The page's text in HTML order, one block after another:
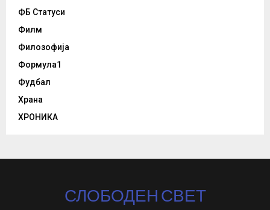
ФБ Статуси
Филм
Филозофија
Формула1
Фудбал
Храна
ХРОНИКА
СЛОБОДЕН СВЕТ